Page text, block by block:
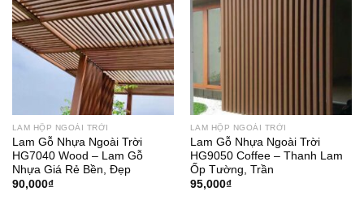
LAM HỘP NGOÀI TRỜI
Lam Gỗ Nhựa Ngoài Trời
HG7040 Wood – Lam Gỗ
Nhựa Giá Rẻ Bền, Đẹp
90,000₫
LAM HỘP NGOÀI TRỜI
Lam Gỗ Nhựa Ngoài Trời
HG9050 Coffee – Thanh Lam
Ốp Tường, Trần
95,000₫